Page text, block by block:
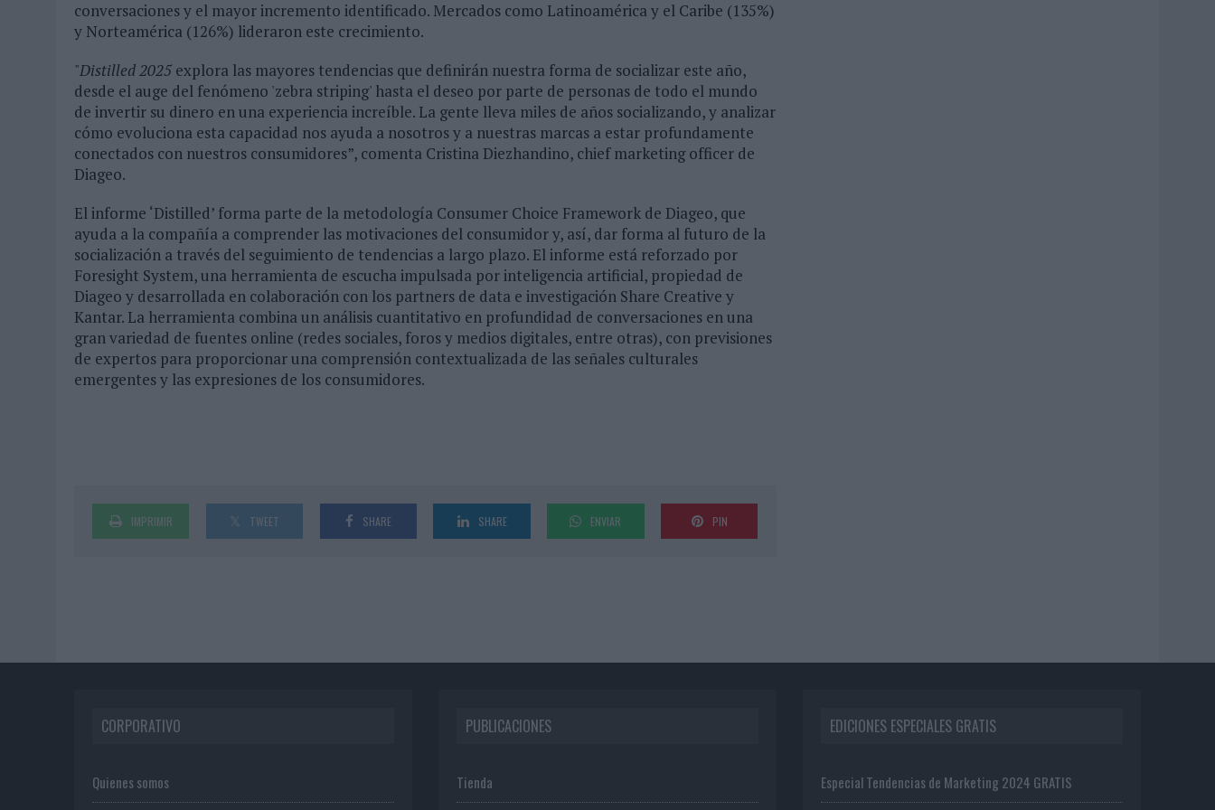
conversaciones y el mayor incremento identificado. Mercados como Latinoamérica y el Caribe (135%)
y Norteamérica (126%) lideraron este crecimiento.
"Distilled 2025explora las mayores tendencias que definirán nuestra forma de socializar este año,
desde el auge del fenómeno 'zebra striping' hasta el deseo por parte de personas de todo el mundo
de invertir su dinero en una experiencia increíble. La gente lleva miles de años socializando, y analizar
cómo evoluciona esta capacidad nos ayuda a nosotros y a nuestras marcas a estar profundamente
conectados con nuestros consumidores”, comenta Cristina Diezhandino, chief marketing officer de
Diageo.
El informe ‘Distilled’ forma parte de la metodología Consumer Choice Framework de Diageo, que
ayuda a la compañía a comprender las motivaciones del consumidor y, así, dar forma al futuro de la
socialización a través del seguimiento de tendencias a largo plazo. El informe está reforzado por
Foresight System, una herramienta de escucha impulsada por inteligencia artificial, propiedad de
Diageo y desarrollada en colaboración con los partners de data e investigación Share Creative y
Kantar. La herramienta combina un análisis cuantitativo en profundidad de conversaciones en una
gran variedad de fuentes online (redes sociales, foros y medios digitales, entre otras), con previsiones
de expertos para proporcionar una comprensión contextualizada de las señales culturales
emergentes y las expresiones de los consumidores.
IMPRIMIR TWEET SHARE SHARE ENVIAR PIN
CORPORATIVO
Quienes somos
PUBLICACIONES
Tienda
EDICIONES ESPECIALES GRATIS
Especial Tendencias de Marketing 2024 GRATIS